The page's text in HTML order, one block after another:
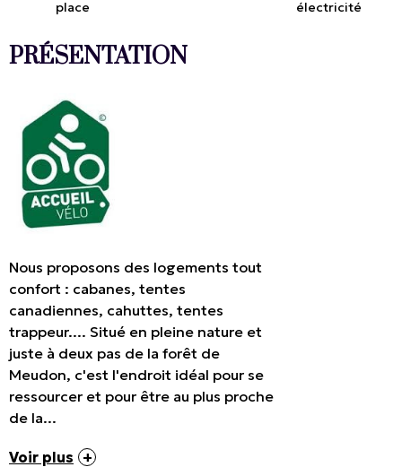
place
électricité
PRÉSENTATION
Nous proposons des logements tout
confort : cabanes, tentes
canadiennes, cahuttes, tentes
trappeur.... Situé en pleine nature et
juste à deux pas de la forêt de
Meudon, c'est l'endroit idéal pour se
ressourcer et pour être au plus proche
de la...
Voir plus